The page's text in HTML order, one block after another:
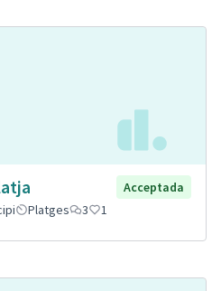
Acceptada
Platges 3 1